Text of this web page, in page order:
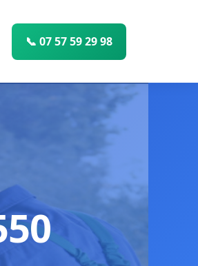
📞 07 57 59 29 98